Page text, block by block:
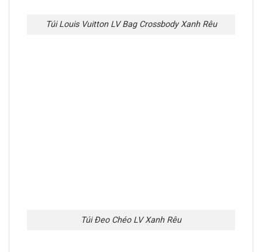
Túi Louis Vuitton LV Bag Crossbody Xanh Rêu
Túi Đeo Chéo LV Xanh Rêu